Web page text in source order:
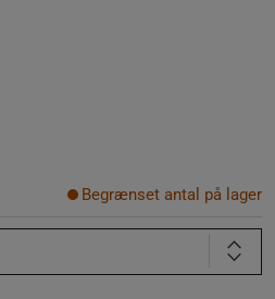
Begrænset antal på lager